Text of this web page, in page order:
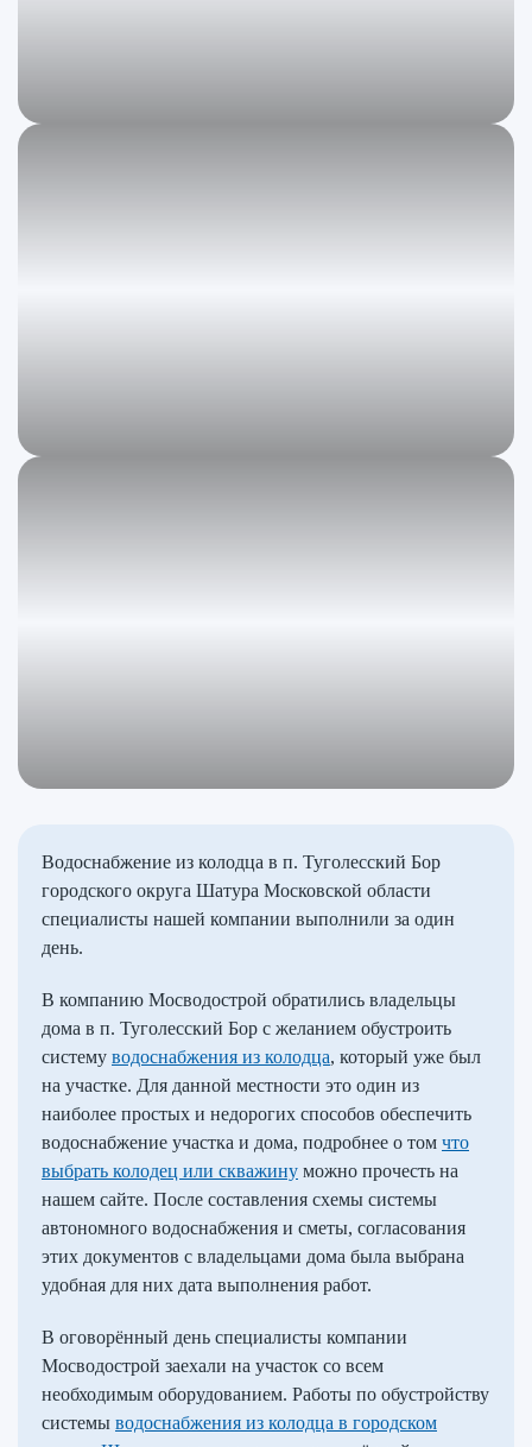
Водоснабжение из колодца в п. Туголесский Бор
городского округа Шатура Московской области
специалисты нашей компании выполнили за один
день.
В компанию Мосводострой обратились владельцы
дома в п. Туголесский Бор с желанием обустроить
систему водоснабжения из колодца, который уже был
на участке. Для данной местности это один из
наиболее простых и недорогих способов обеспечить
водоснабжение участка и дома, подробнее о том что
выбрать колодец или скважину можно прочесть на
нашем сайте. После составления схемы системы
автономного водоснабжения и сметы, согласования
этих документов с владельцами дома была выбрана
удобная для них дата выполнения работ.
В оговорённый день специалисты компании
Мосводострой заехали на участок со всем
необходимым оборудованием. Работы по обустройству
системы водоснабжения из колодца в городском